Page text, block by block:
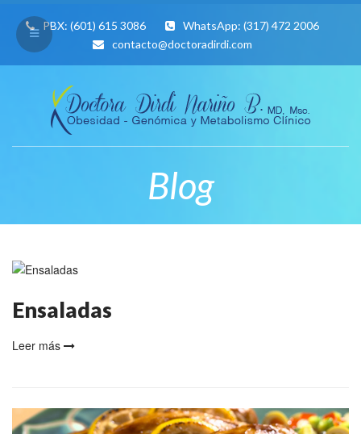
PBX: (601) 615 3086 WhatsApp: (317) 472 2006
contacto@doctoradirdi.com
Blog
Ensaladas
Leer más